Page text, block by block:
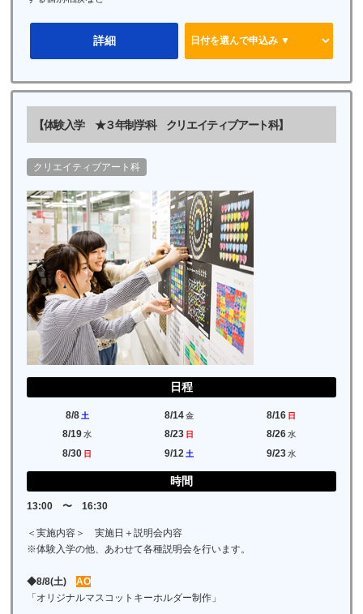
詳細
【体験入学 ★３年制学科 クリエイティブアート科】
クリエイティブアート科
日程
8/8 土 8/14金 8/16 日
8/19 水 8/23 日 8/26水
8/30 日 9/12 土 9/23水
時間
13:00 〜 16:30
＜実施内容＞ 実施日＋説明会内容
※体験入学の他、あわせて各種説明会を行います。
◆8/8(土)AO
「オリジナルマスコットキーホルダー制作」